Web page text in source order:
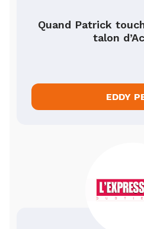
Quand Patrick
talon
EDDY